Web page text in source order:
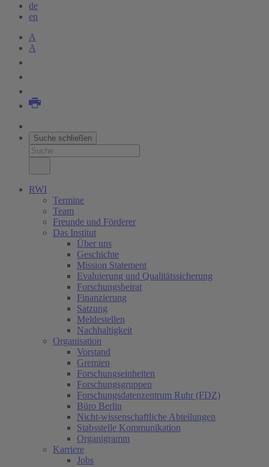
de
en
A
A
Suche schließen
RWI
Termine
Team
Freunde und Förderer
Das Institut
Über uns
Geschichte
Mission Statement
Evaluierung und Qualitätssicherung
Forschungsbeirat
Finanzierung
Satzung
Meldestellen
Nachhaltigkeit
Organisation
Vorstand
Gremien
Forschungseinheiten
Forschungsgruppen
Forschungsdatenzentrum Ruhr (FDZ)
Büro Berlin
Nicht-wissenschaftliche Abteilungen
Stabsstelle Kommunikation
Organigramm
Karriere
Jobs